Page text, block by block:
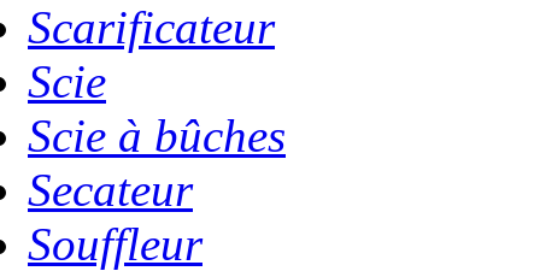
Scarificateur
Scie
Scie à bûches
Secateur
Souffleur